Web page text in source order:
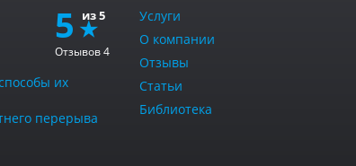
5
Отзывов4
их
перерыва
Услуги
О компании
Отзывы
Статьи
Библиотека